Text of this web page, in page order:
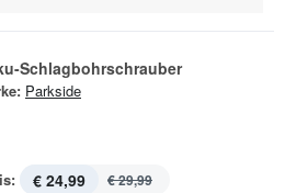
Schlagbohrschrauber
Parkside
€ 24,99 € 29,99